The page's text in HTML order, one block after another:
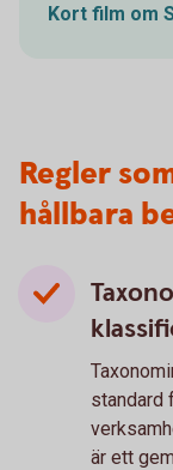
Kort film om
Regler
hållbara
standard
är ett